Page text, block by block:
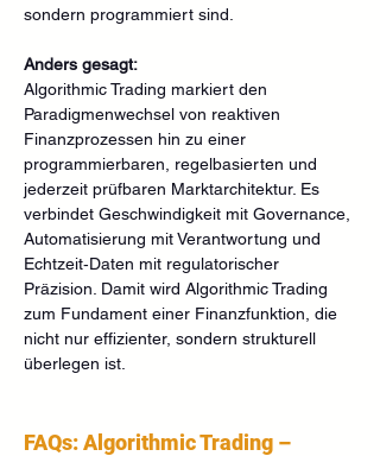
sondern programmiert sind.
Anders gesagt:
Algorithmic Trading markiert den
Paradigmenwechsel von reaktiven
Finanzprozessen hin zu einer
programmierbaren, regelbasierten und
jederzeit prüfbaren Marktarchitektur. Es
verbindet Geschwindigkeit mit Governance,
Automatisierung mit Verantwortung und
Echtzeit‑Daten mit regulatorischer
Präzision. Damit wird Algorithmic Trading
zum Fundament einer Finanzfunktion, die
nicht nur effizienter, sondern strukturell
überlegen ist.
FAQs: Algorithmic Trading –